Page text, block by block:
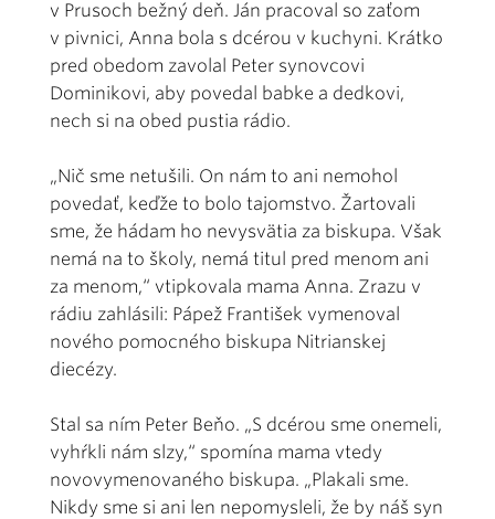
v Prusoch bežný deň. Ján pracoval so zaťom
v pivnici, Anna bola s dcérou v kuchyni. Krátko
pred obedom zavolal Peter synovcovi
Dominikovi, aby povedal babke a dedkovi,
nech si na obed pustia rádio.
„Nič sme netušili. On nám to ani nemohol
povedať, keďže to bolo tajomstvo. Žartovali
sme, že hádam ho nevysvätia za biskupa. Však
nemá na to školy, nemá titul pred menom ani
za menom,“ vtipkovala mama Anna. Zrazu v
rádiu zahlásili: Pápež František vymenoval
nového pomocného biskupa Nitrianskej
diecézy.
Stal sa ním Peter Beňo. „S dcérou sme onemeli,
vyhŕkli nám slzy,“ spomína mama vtedy
novovymenovaného biskupa. „Plakali sme.
Nikdy sme si ani len nepomysleli, že by náš syn